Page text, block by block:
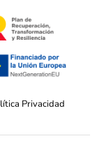
Privacidad